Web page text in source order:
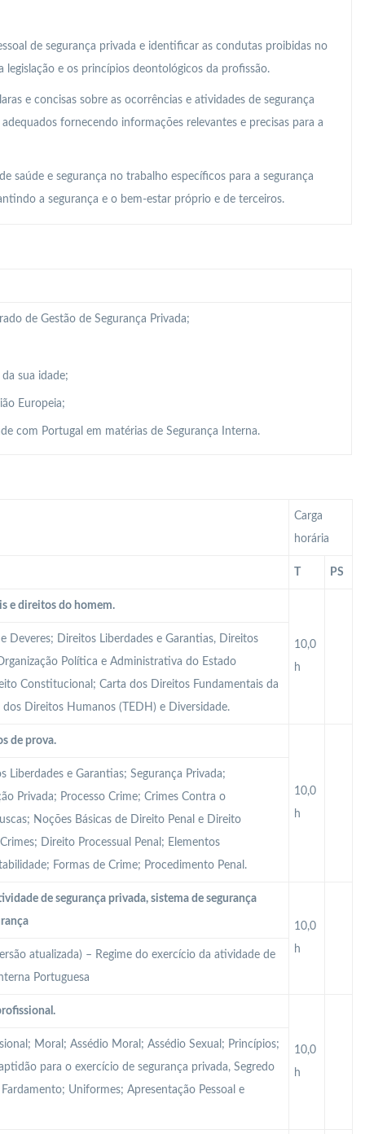
de segurança privada e identificar as condutas proibidas no
e os princípios deontológicos da profissão.
e concisas sobre as ocorrências e atividades de segurança
fornecendo informações relevantes e precisas para a
saúde e segurança no trabalho específicos para a segurança
a segurança e o bem-estar próprio e de terceiros.
de Gestão de Segurança Privada;
sua idade;
Europeia;
com Portugal em matérias de Segurança Interna.
Carga
horária
PS
e direitos do homem.
10,0
h
Deveres; Direitos Liberdades e Garantias, Direitos
Política e Administrativa do Estado
Constitucional; Carta dos Direitos Fundamentais da
Direitos Humanos (TEDH) e Diversidade.
de prova.
10,0
h
Liberdades e Garantias; Segurança Privada;
Privada; Processo Crime; Crimes Contra o
Noções Básicas de Direito Penal e Direito
Direito Processual Penal; Elementos
Formas de Crime; Procedimento Penal.
de segurança privada, sistema de segurança
10,0
h
atualizada) – Regime do exercício da atividade de
Portuguesa
10,0
h
Moral; Assédio Moral; Assédio Sexual; Princípios;
para o exercício de segurança privada, Segredo
Uniformes; Apresentação Pessoal e